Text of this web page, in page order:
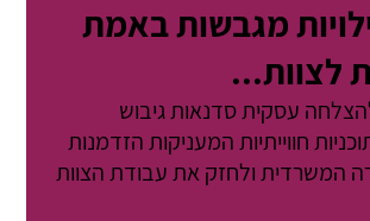
מגבשות באמת
לצוות...
עסקית סדנאות גיבוש
חווייתיות המעניקות הזדמנות
המשרדית ולחזק את עבודת הצוות